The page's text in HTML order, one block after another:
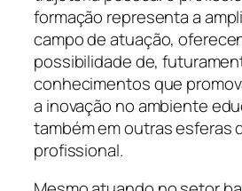
formação representa a
campo de atuação,
possibilidade de,
conhecimentos que
a inovação no ambiente
também em outras esferas
profissional.